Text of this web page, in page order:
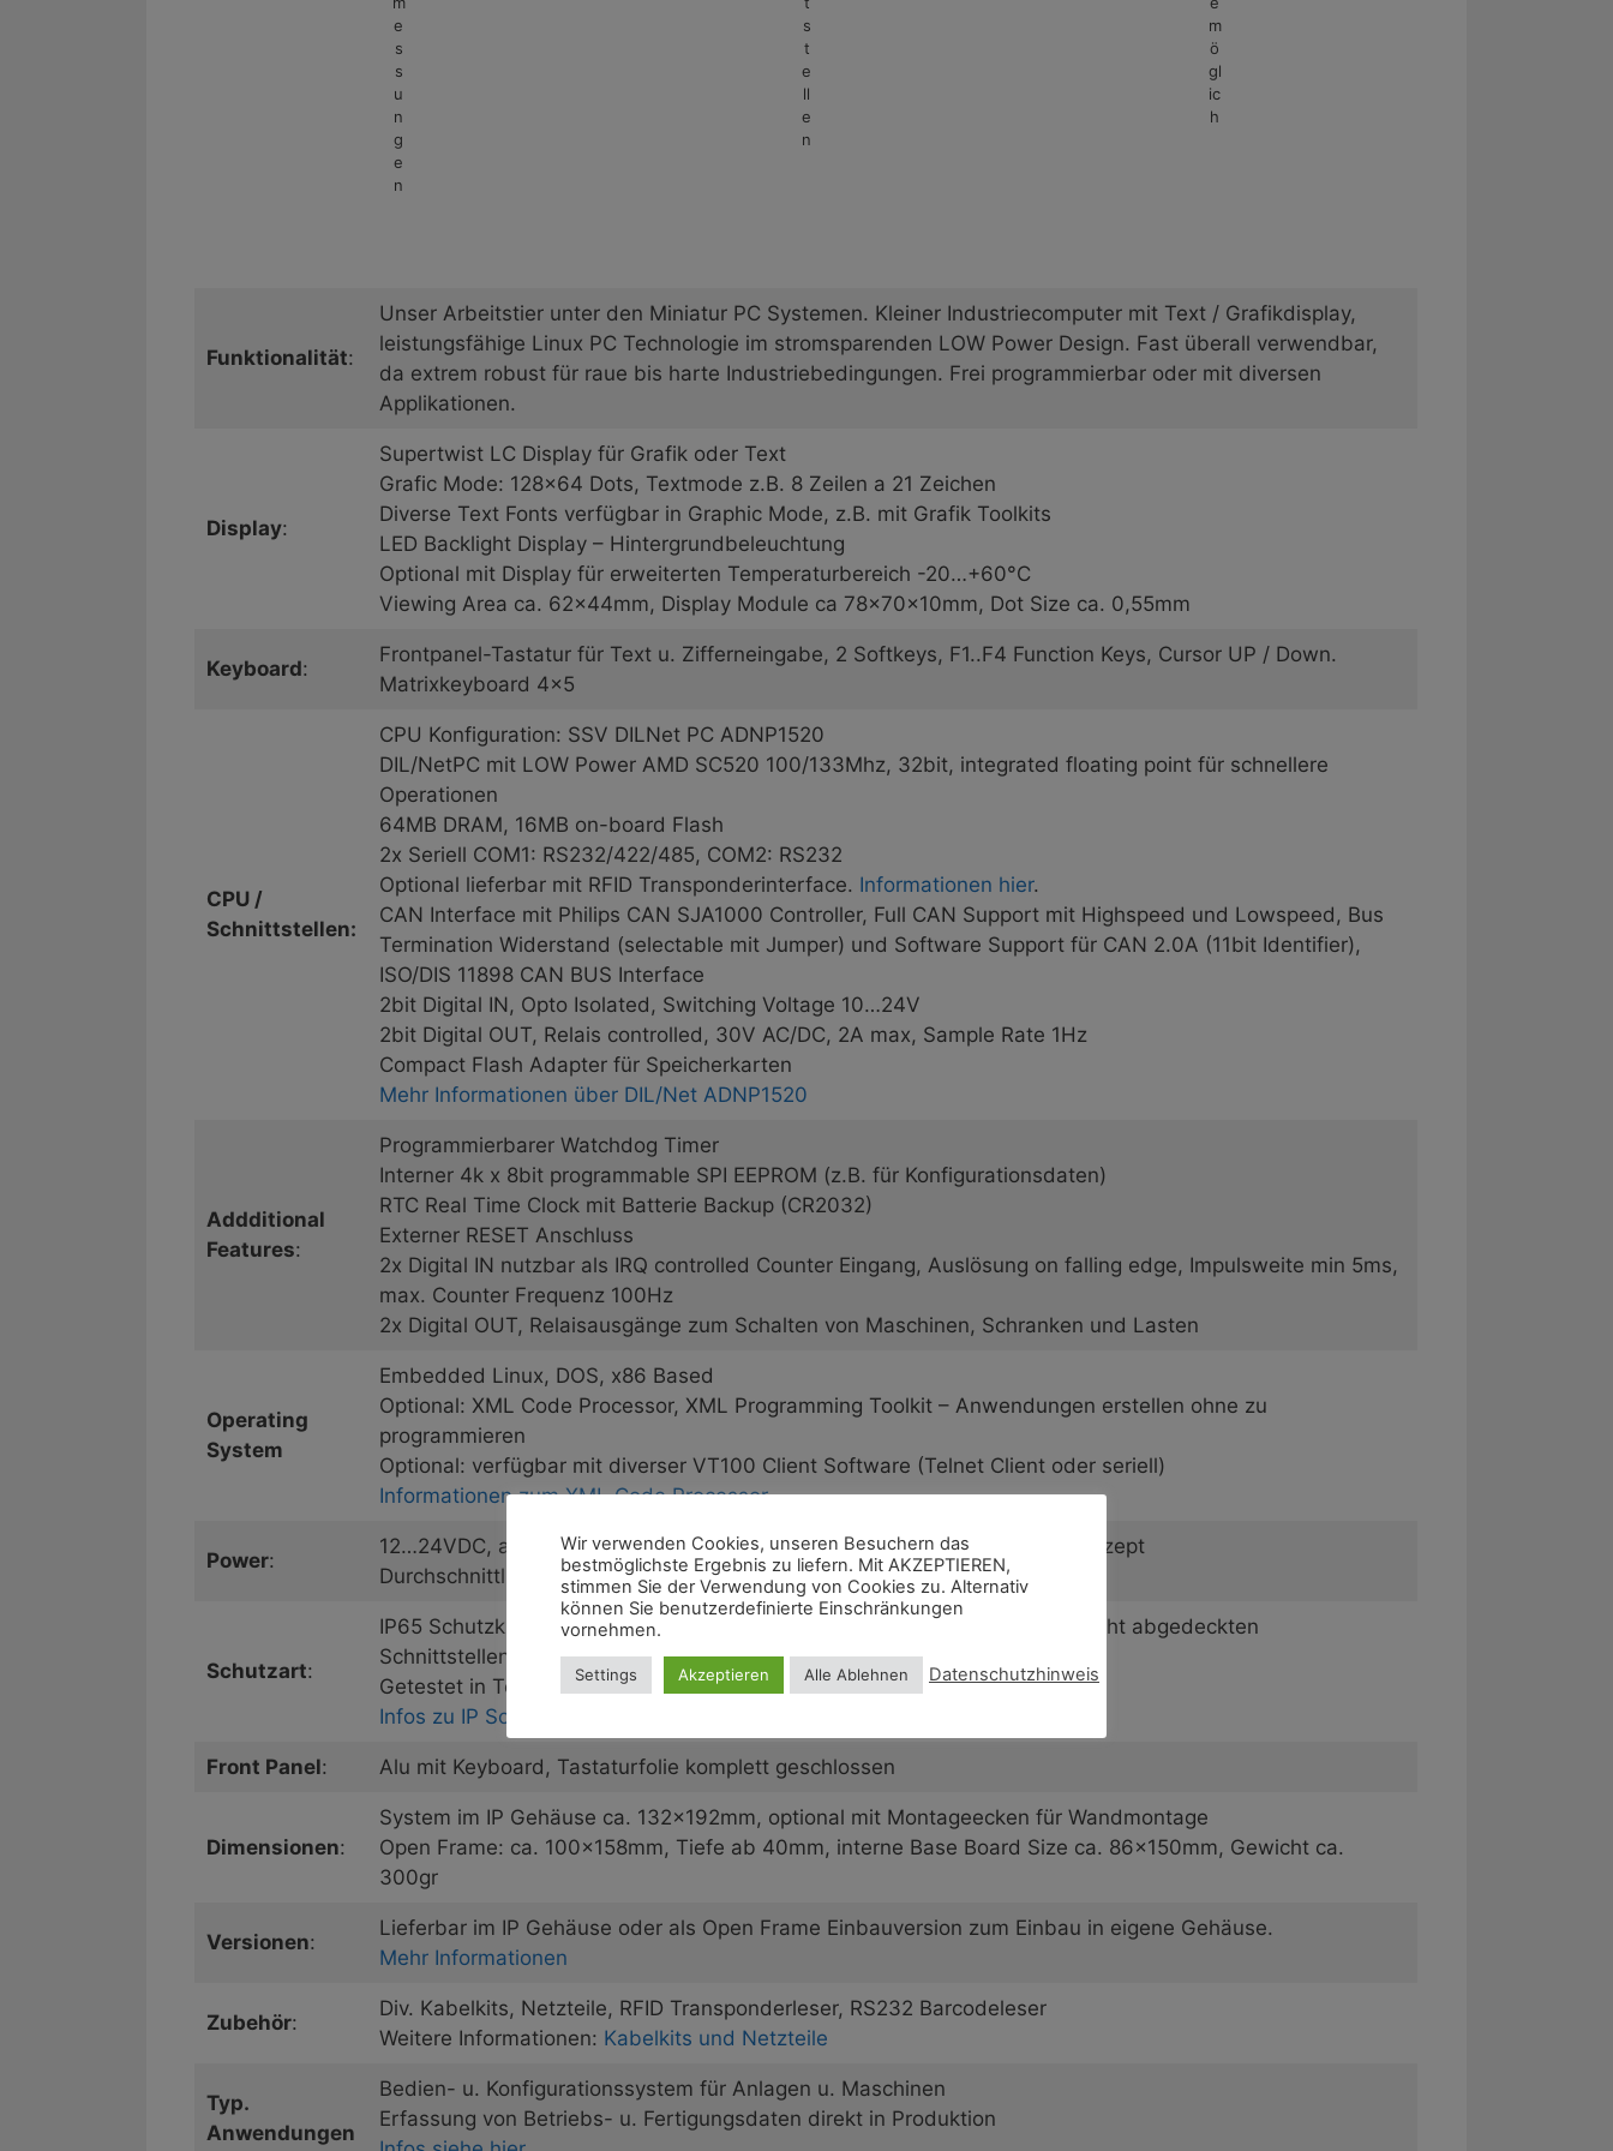
e
s
s
u
n
g
e
n
s
t
e
ll
e
n
m
ö
gl
ic
h
Funktionalität:
Unser Arbeitstier unter den Miniatur PC Systemen. Kleiner Industriecomputer mit Text / Grafikdisplay,
leistungsfähige Linux PC Technologie im stromsparenden LOW Power Design. Fast überall verwendbar,
da extrem robust für raue bis harte Industriebedingungen. Frei programmierbar oder mit diversen
Applikationen.
Display:
Supertwist LC Display für Grafik oder Text
Grafic Mode: 128×64 Dots, Textmode z.B. 8 Zeilen a 21 Zeichen
Diverse Text Fonts verfügbar in Graphic Mode, z.B. mit Grafik Toolkits
LED Backlight Display – Hintergrundbeleuchtung
Optional mit Display für erweiterten Temperaturbereich -20…+60°C
Viewing Area ca. 62x44mm, Display Module ca 78x70x10mm, Dot Size ca. 0,55mm
Keyboard:
Frontpanel-Tastatur für Text u. Zifferneingabe, 2 Softkeys, F1..F4 Function Keys, Cursor UP / Down.
Matrixkeyboard 4×5
CPU /
Schnittstellen:
CPU Konfiguration: SSV DILNet PC ADNP1520
DIL/NetPC mit LOW Power AMD SC520 100/133Mhz, 32bit, integrated floating point für schnellere
Operationen
64MB DRAM, 16MB on-board Flash
2x Seriell COM1: RS232/422/485, COM2: RS232
Optional lieferbar mit RFID Transponderinterface. Informationen hier.
CAN Interface mit Philips CAN SJA1000 Controller, Full CAN Support mit Highspeed und Lowspeed, Bus
Termination Widerstand (selectable mit Jumper) und Software Support für CAN 2.0A (11bit Identifier),
ISO/DIS 11898 CAN BUS Interface
2bit Digital IN, Opto Isolated, Switching Voltage 10…24V
2bit Digital OUT, Relais controlled, 30V AC/DC, 2A max, Sample Rate 1Hz
Compact Flash Adapter für Speicherkarten
Mehr Informationen über DIL/Net ADNP1520
Addditional
Features:
Programmierbarer Watchdog Timer
Interner 4k x 8bit programmable SPI EEPROM (z.B. für Konfigurationsdaten)
RTC Real Time Clock mit Batterie Backup (CR2032)
Externer RESET Anschluss
2x Digital IN nutzbar als IRQ controlled Counter Eingang, Auslösung on falling edge, Impulsweite min 5ms,
max. Counter Frequenz 100Hz
2x Digital OUT, Relaisausgänge zum Schalten von Maschinen, Schranken und Lasten
Operating
System
Embedded Linux, DOS, x86 Based
Optional: XML Code Processor, XML Programming Toolkit – Anwendungen erstellen ohne zu
programmieren
Optional: verfügbar mit diverser VT100 Client Software (Telnet Client oder seriell)
Informationen zum XML Code Processor
Power:
12…24VDC, alle Systeme LOW Power mit lüfterlosen, passiven Cooling Konzept
Durchschnittlicher Leistungsverbrauch mit ADNP1520: ca 7W
Schutzart:
IP65 Schutzklasse, wasser- und staubdicht. (Hinweis: Kein IP Schutz an nicht abgedeckten
Schnittstellen!)
Getestet in Temperatur-Umgebungen -20…+60°C
Infos zu IP Schutznormen
Front Panel: Alu mit Keyboard, Tastaturfolie komplett geschlossen
Dimensionen:
System im IP Gehäuse ca. 132x192mm, optional mit Montageecken für Wandmontage
Open Frame: ca. 100x158mm, Tiefe ab 40mm, interne Base Board Size ca. 86x150mm, Gewicht ca.
300gr
Versionen:
Lieferbar im IP Gehäuse oder als Open Frame Einbauversion zum Einbau in eigene Gehäuse.
Mehr Informationen
Zubehör:
Div. Kabelkits, Netzteile, RFID Transponderleser, RS232 Barcodeleser
Weitere Informationen: Kabelkits und Netzteile
Typ.
Anwendungen
Bedien- u. Konfigurationssystem für Anlagen u. Maschinen
Erfassung von Betriebs- u. Fertigungsdaten direkt in Produktion
Wir verwenden Cookies, unseren Besuchern das
bestmöglichste Ergebnis zu liefern. Mit AKZEPTIEREN,
stimmen Sie der Verwendung von Cookies zu. Alternativ
können Sie benutzerdefinierte Einschränkungen
vornehmen.
Settings Akzeptieren Alle Ablehnen Datenschutzhinweis